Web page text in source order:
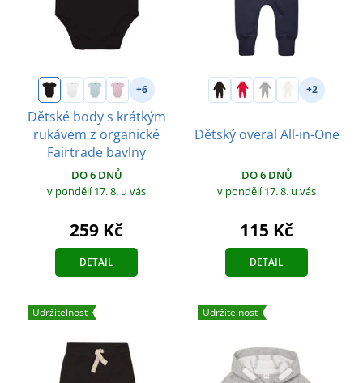
+6
Dětské body s krátkým
rukávem z organické
Fairtrade bavlny
DO 6 DNŮ
v pondělí 17. 8. u vás
259 Kč
DETAIL
+2
Dětský overal All-in-One
DO 6 DNŮ
v pondělí 17. 8. u vás
115 Kč
DETAIL
Udržitelnost Udržitelnost